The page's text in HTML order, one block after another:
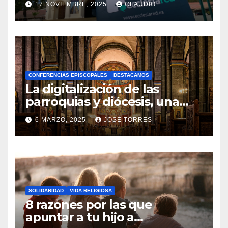
gracias a Ecclesiared
17 NOVIEMBRE, 2025 CLAUDIO
N
O
H
A
Y
C
O
M
N
T
A
R
I
CONFERENCIAS EPISCOPALES DESTACAMOS
La digitalización de las
parroquias y diócesis, una
realidad ya para el futuro de
la Iglesia
6 MARZO, 2025 JOSE TORRES
N
O
H
A
Y
SOLIDARIDAD VIDA RELIGIOSA
8 razones por las que
apuntar a tu hijo a